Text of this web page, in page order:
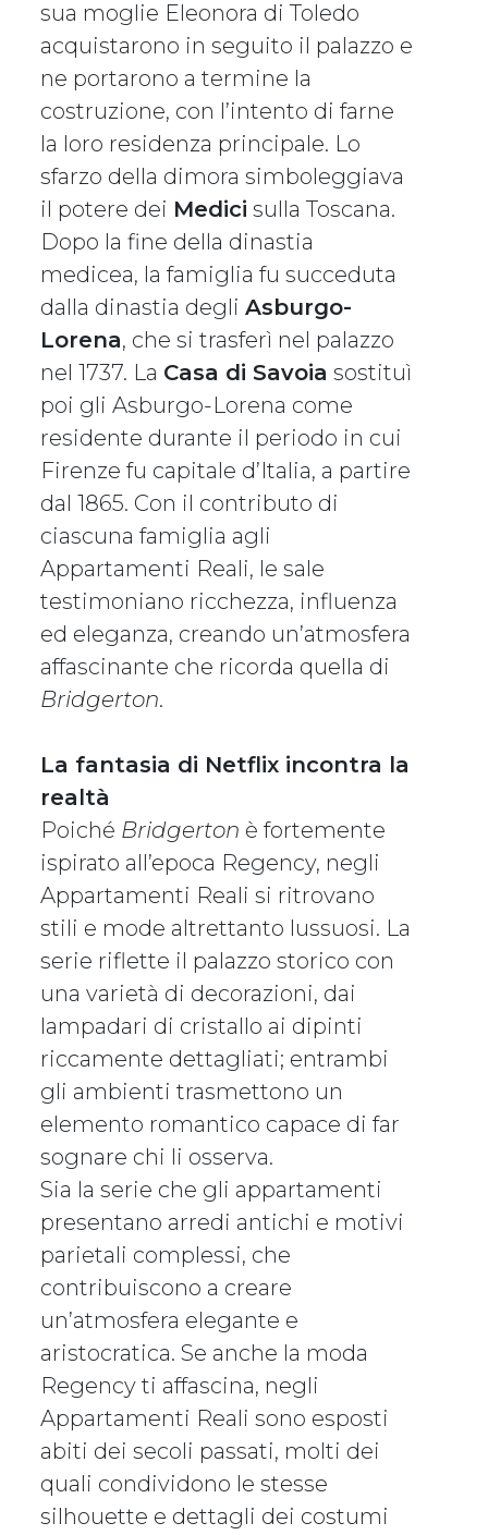
sua moglie Eleonora di Toledo
acquistarono in seguito il palazzo e
ne portarono a termine la
costruzione, con l’intento di farne
la loro residenza principale. Lo
sfarzo della dimora simboleggiava
il potere dei Medici sulla Toscana.
Dopo la fine della dinastia
medicea, la famiglia fu succeduta
dalla dinastia degliAsburgo-
Lorena, che si trasferì nel palazzo
nel 1737. La Casa di Savoia sostituì
poi gli Asburgo-Lorena come
residente durante il periodo in cui
Firenze fu capitale d’Italia, a partire
dal 1865. Con il contributo di
ciascuna famiglia agli
Appartamenti Reali, le sale
testimoniano ricchezza, influenza
ed eleganza, creando un’atmosfera
affascinante che ricorda quella di
Bridgerton.
La fantasia di Netflix incontra la
realtà
Poiché Bridgerton è fortemente
ispirato all’epoca Regency, negli
Appartamenti Reali si ritrovano
stili e mode altrettanto lussuosi. La
serie riflette il palazzo storico con
una varietà di decorazioni, dai
lampadari di cristallo ai dipinti
riccamente dettagliati; entrambi
gli ambienti trasmettono un
elemento romantico capace di far
sognare chi li osserva.
Sia la serie che gli appartamenti
presentano arredi antichi e motivi
parietali complessi, che
contribuiscono a creare
un’atmosfera elegante e
aristocratica. Se anche la moda
Regency ti affascina, negli
Appartamenti Reali sono esposti
abiti dei secoli passati, molti dei
quali condividono le stesse
silhouette e dettagli dei costumi